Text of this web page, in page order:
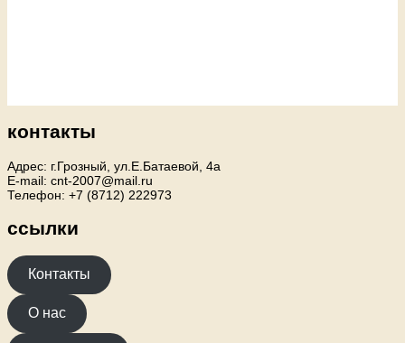
контакты
Адрес: г.Грозный, ул.Е.Батаевой, 4а
E-mail: cnt-2007@mail.ru
Телефон: +7 (8712) 222973
ссылки
Контакты
О нас